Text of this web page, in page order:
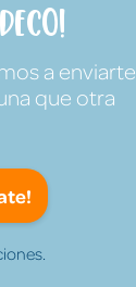
a enviarte
que otra